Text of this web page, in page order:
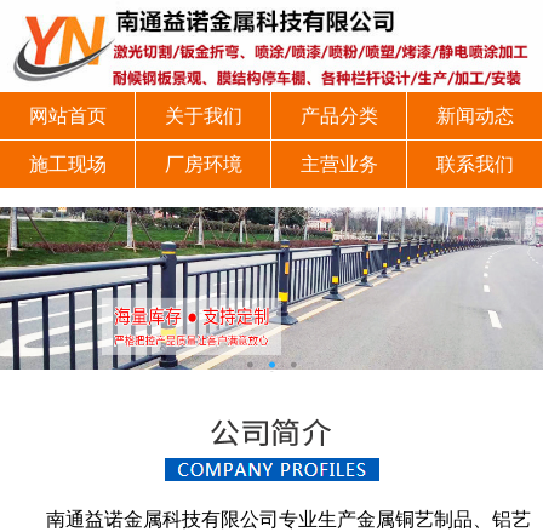
网站首页 关于我们 产品分类 新闻动态
施工现场 厂房环境 主营业务 联系我们
南通益诺金属科技有限公司专业生产金属铜艺制品、铝艺